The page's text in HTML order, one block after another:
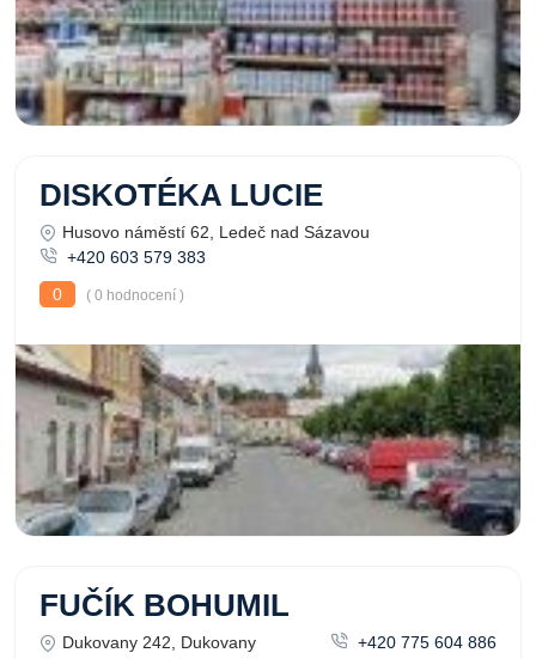
DISKOTÉKA LUCIE
Husovo náměstí 62, Ledeč nad Sázavou
+420 603 579 383
0
( 0 hodnocení )
FUČÍK BOHUMIL
Dukovany 242, Dukovany +420 775 604 886